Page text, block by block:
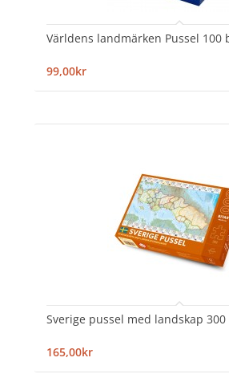
Världens landmärken Pussel 100
99,00kr
Sverige pussel med landskap
165,00kr